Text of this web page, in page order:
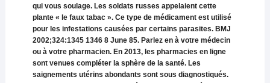
qui vous soulage. Les soldats russes appelaient cette
plante « le faux tabac ». Ce type de médicament est utilisé
pour les infestations causées par certains parasites. BMJ
2002;324:1345 1346 8 June 85. Parlez en à votre médecin
ou à votre pharmacien. En 2013, les pharmacies en ligne
sont venues compléter la sphère de la santé. Les
saignements utérins abondants sont sous diagnostiqués.